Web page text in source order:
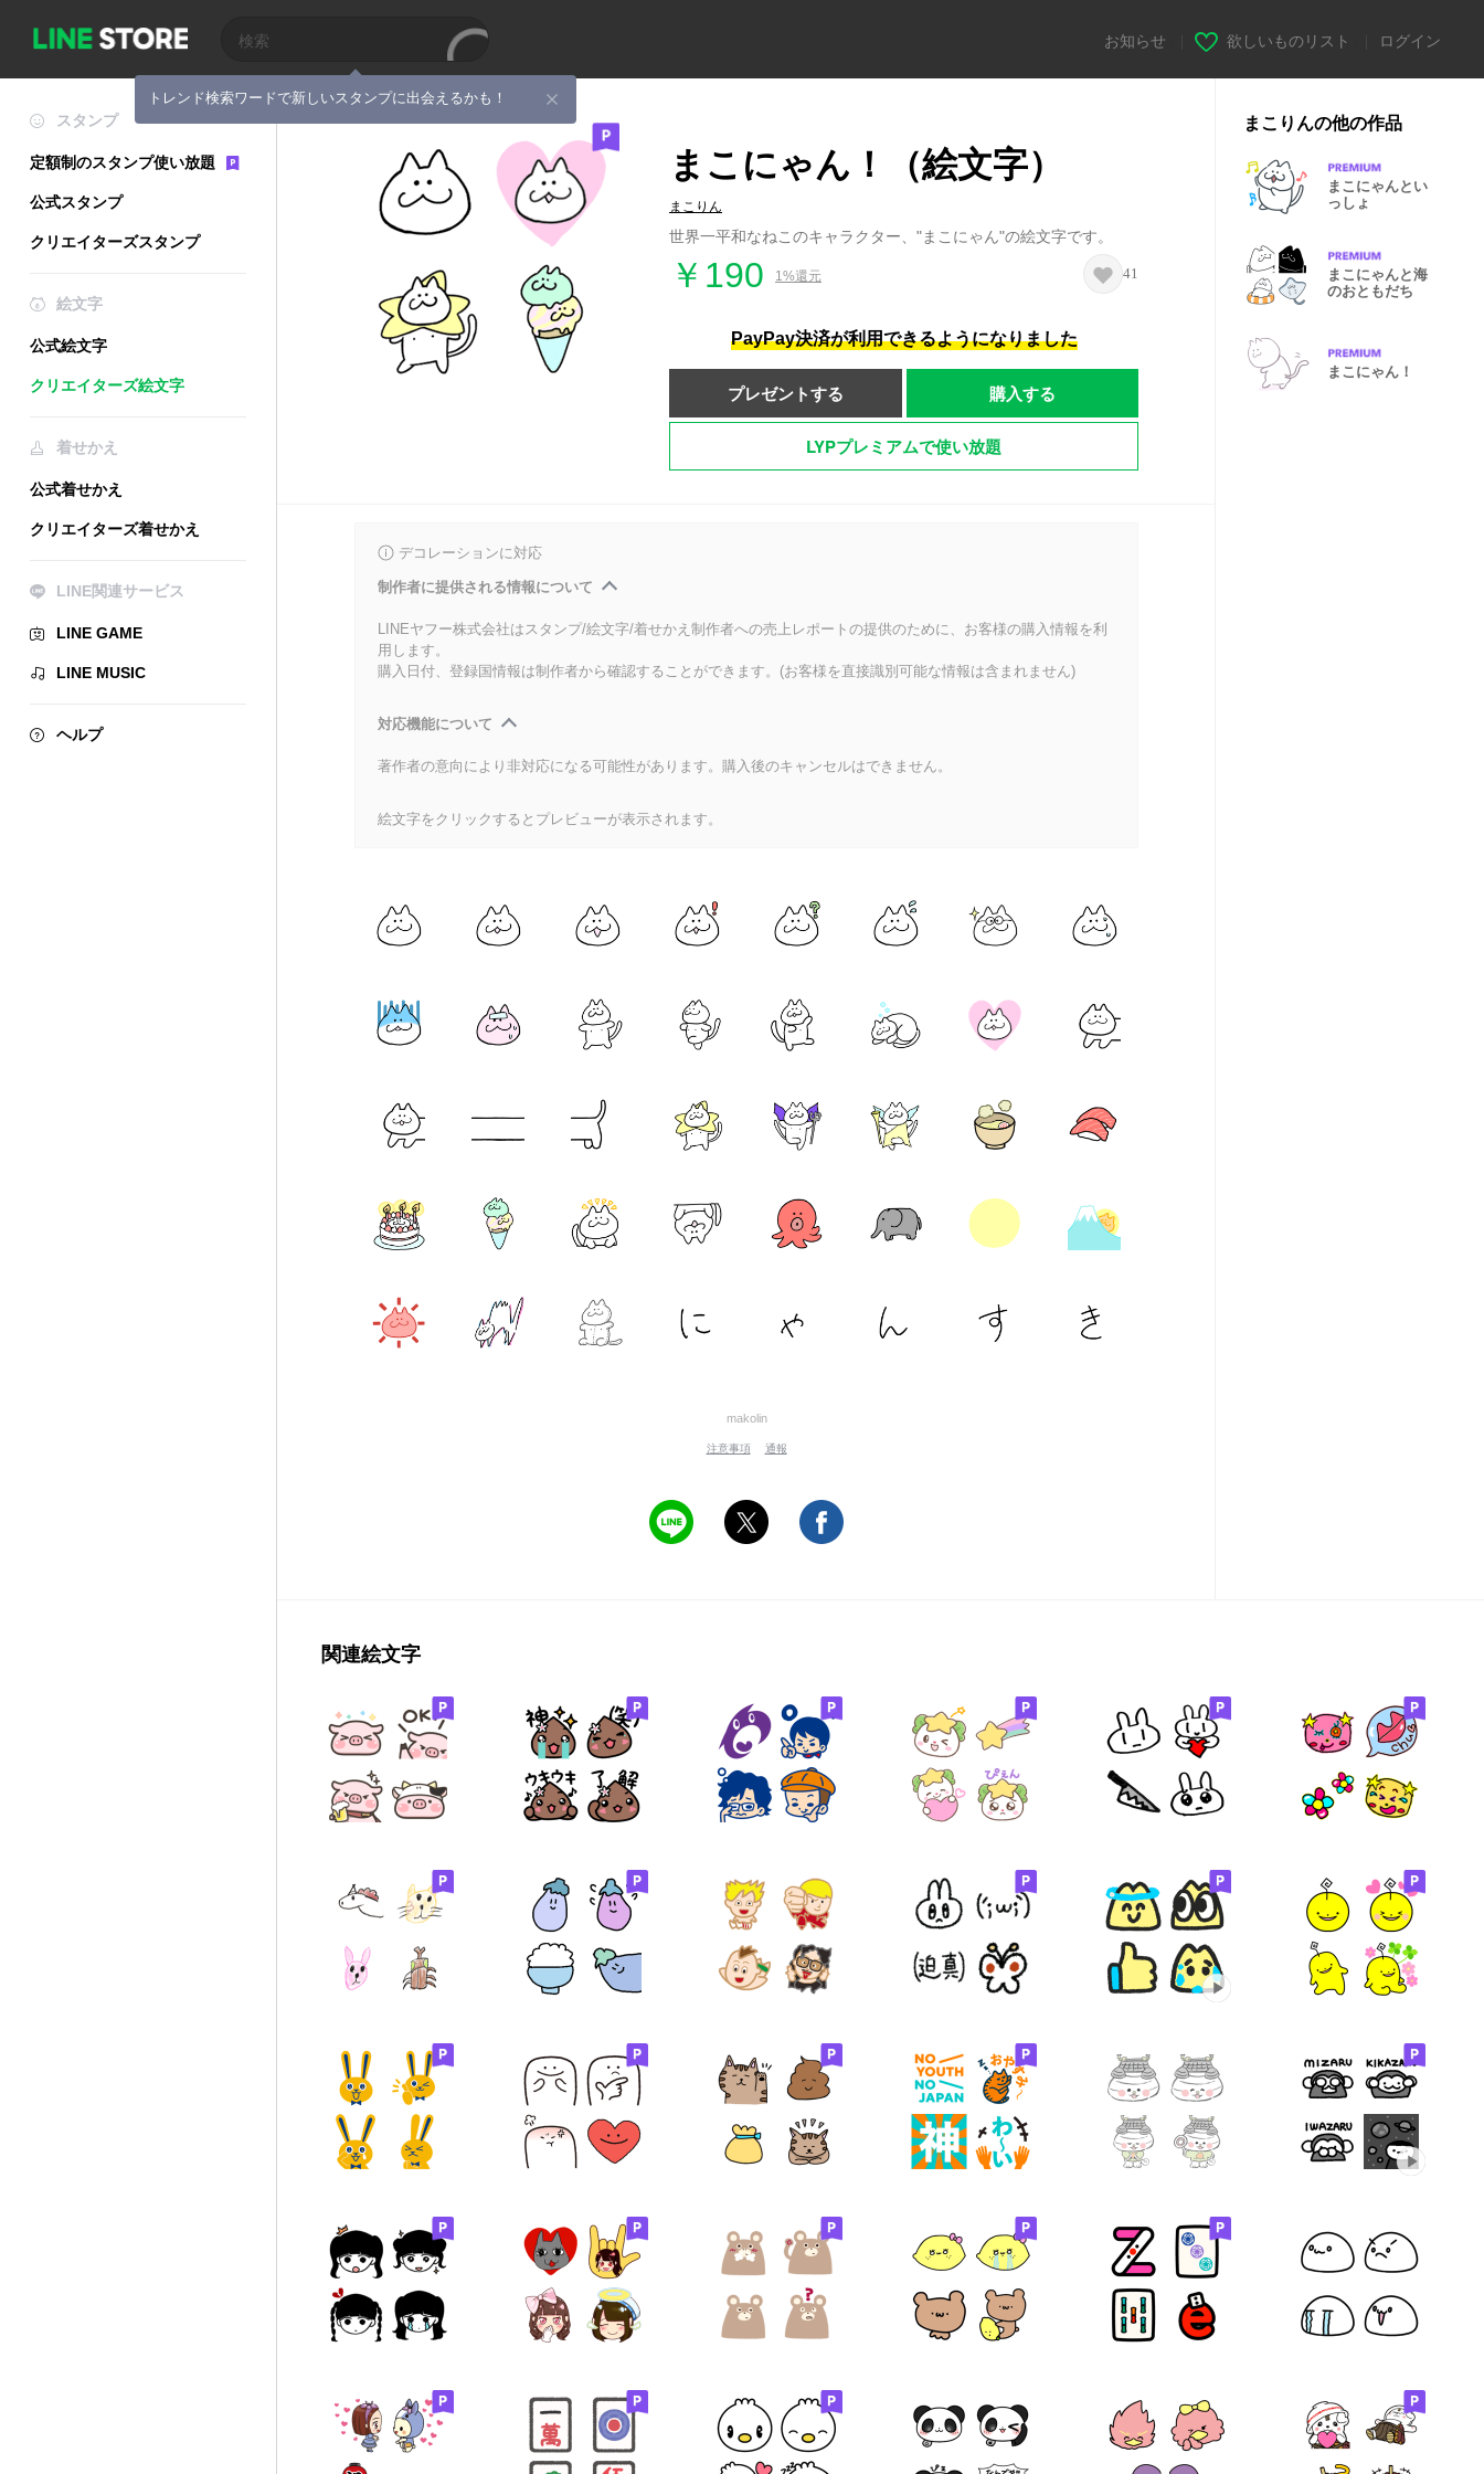
トレンド検索ワードで新しいスタンプに出会えるかも！
お知らせ 欲しいものリスト ログイン
スタンプ
定額制のスタンプ使い放題
公式スタンプ
クリエイターズスタンプ
絵文字
公式絵文字
クリエイターズ絵文字
着せかえ
公式着せかえ
クリエイターズ着せかえ
LINE関連サービス
LINE GAME
LINE MUSIC
ヘルプ
まこにゃん！（絵文字）
まこりん
世界一平和なねこのキャラクター、"まこにゃん"の絵文字です。
￥190 1%還元 41
PayPay決済が利用できるようになりました
プレゼントする 購入する
LYPプレミアムで使い放題
デコレーションに対応
制作者に提供される情報について
LINEヤフー株式会社はスタンプ/絵文字/着せかえ制作者への売上レポートの提供のために、お客様の購入情報を利
用します。
購入日付、登録国情報は制作者から確認することができます。(お客様を直接識別可能な情報は含まれません)
対応機能について
著作者の意向により非対応になる可能性があります。購入後のキャンセルはできません。
絵文字をクリックするとプレビューが表示されます。
makolin
注意事項 通報
まこりんの他の作品
まこにゃんとい
っしょ
まこにゃんと海
のおともだち
まこにゃん！
関連絵文字